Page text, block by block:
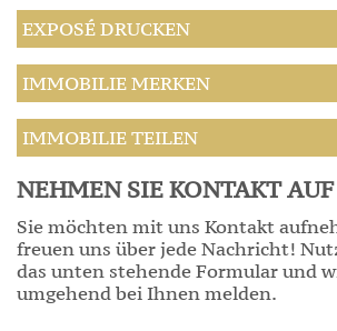
EXPOSÉ DRUCKEN
IMMOBILIE MERKEN
IMMOBILIE TEILEN
NEHMEN SIE KONTAKT AUF
Sie möchten mit uns Kontakt
freuen uns über jede Nachricht!
das unten stehende Formular und
umgehend bei Ihnen melden.